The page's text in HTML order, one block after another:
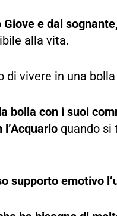
e dal
alla vita.
di vivere in una
bolla con i suoi
quando si
supporto emotivo